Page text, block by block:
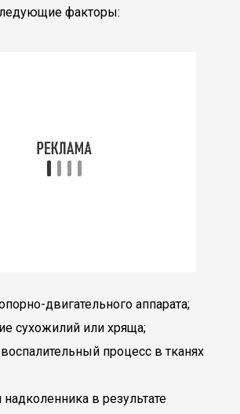
факторы:
двигательного аппарата;
сухожилий или хряща;
процесс в тканях
в результате